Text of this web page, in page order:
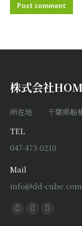
Post comment
株式会社
所在地 千葉県船橋
TEL
047-473-0210
Mail
info@dd-cube.com
Find us on:
Facebook
X
Instagram